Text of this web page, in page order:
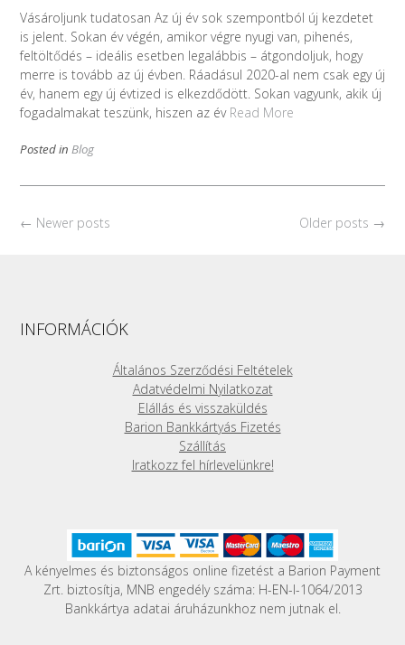
Vásároljunk tudatosan Az új év sok szempontból új kezdetet
is jelent. Sokan év végén, amikor végre nyugi van, pihenés,
feltöltődés – ideális esetben legalábbis – átgondoljuk, hogy
merre is tovább az új évben. Ráadásul 2020-al nem csak egy új
év, hanem egy új évtized is elkezdődött. Sokan vagyunk, akik új
fogadalmakat teszünk, hiszen az év Read More
Posted in Blog
Posts
Older posts →
← Newer posts
INFORMÁCIÓK
Általános Szerződési Feltételek
Adatvédelmi Nyilatkozat
Elállás és visszaküldés
Barion Bankkártyás Fizetés
Szállítás
Iratkozz fel hírlevelünkre!
A kényelmes és biztonságos online fizetést a Barion Payment
Zrt. biztosítja, MNB engedély száma: H-EN-I-1064/2013
Bankkártya adatai áruházunkhoz nem jutnak el.